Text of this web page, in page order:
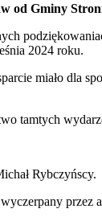
od Gminy
2024 roku.
miało dla
tamtych
Rybczyńscy.